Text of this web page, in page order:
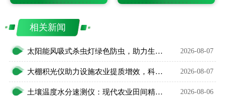
相关新闻
太阳能风吸式杀虫灯绿色防虫，助力生态农业无公害种植 2026-08-07
大棚积光仪助力设施农业提质增效，科学把控作物光照环境 2026-08-07
土壤温度水分速测仪：现代农业田间精细化管护智能利器 2026-08-06